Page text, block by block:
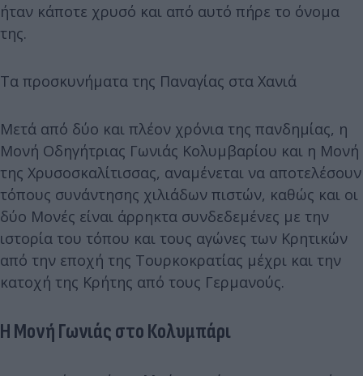
ήταν κάποτε χρυσό και από αυτό πήρε το όνομα
της.
Τα προσκυνήματα της Παναγίας στα Χανιά
Μετά από δύο και πλέον χρόνια της πανδημίας, η
Μονή Οδηγήτριας Γωνιάς Κολυμβαρίου και η Μονή
της Χρυσοσκαλίτισσας, αναμένεται να αποτελέσουν
τόπους συνάντησης χιλιάδων πιστών, καθώς και οι
δύο Μονές είναι άρρηκτα συνδεδεμένες με την
ιστορία του τόπου και τους αγώνες των Κρητικών
από την εποχή της Τουρκοκρατίας μέχρι και την
κατοχή της Κρήτης από τους Γερμανούς.
Η Μονή Γωνιάς στο Κολυμπάρι